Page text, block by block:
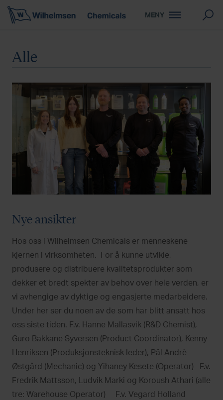
MENY
Alle
Nye ansikter
Hos oss i Wilhelmsen Chemicals er menneskene
kjernen i virksomheten. For å kunne utvikle,
produsere og distribuere kvalitetsprodukter som
dekker et bredt spekter av behov over hele verden, er
vi avhengige av dyktige og engasjerte medarbeidere.
Under her ser du noen av de som har blitt ansatt hos
oss siste tiden. F.v. Hanne Mallasvik (R&D Chemist),
Guro Bakkane Syversen (Product Coordinator), Kenny
Henriksen (Produksjonsteknisk leder), Pål Andrè
Østgård (Mechanic) og Yihaney Kesete (Operator) F.v.
Fredrik Mattsson, Ludvik Marki og Koroush Athari (alle
tre: Warehouse Operator) F.v. Vegard Holland